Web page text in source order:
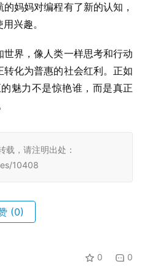
妈妈对编程有了新的认知，
兴趣。
界，像人类一样思考和行动
化为普惠的社会红利。正如
魅力不是惊艳谁，而是真正
载，请注明出处：
10408
(0)
0 0